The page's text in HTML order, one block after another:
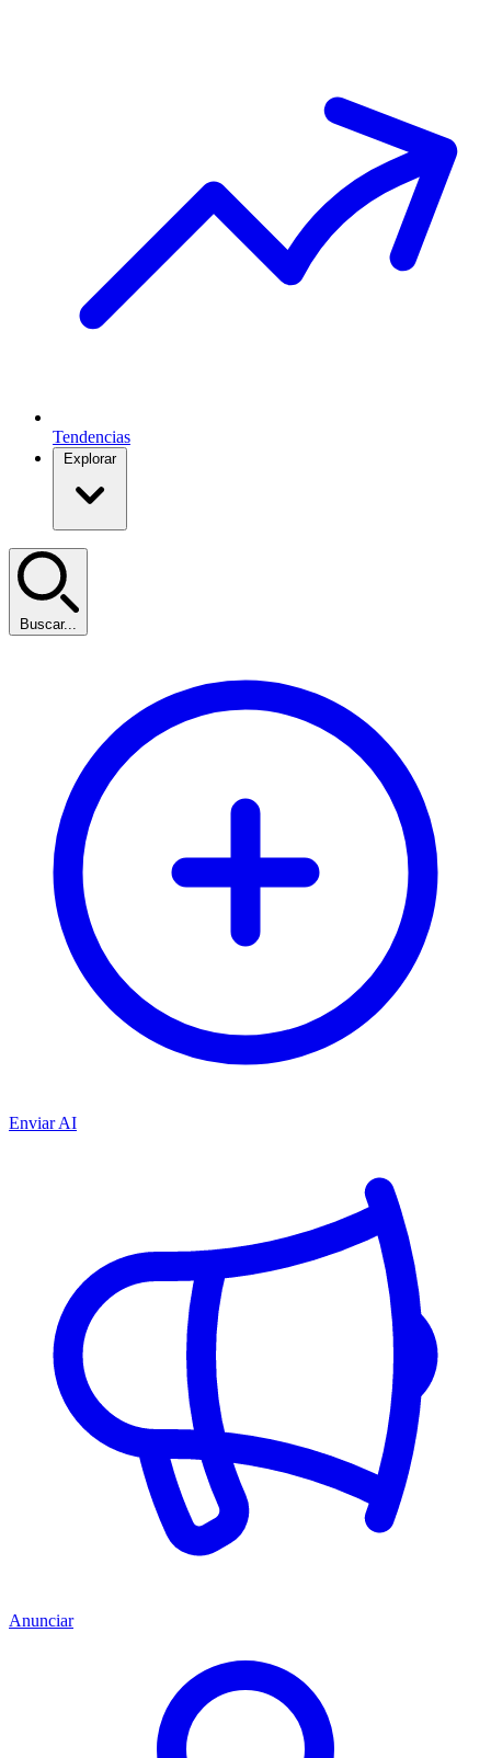
Tendencias
Explorar
Buscar...
Enviar AI
Anunciar